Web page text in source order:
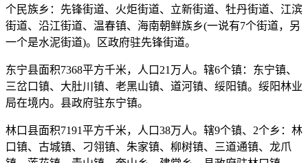
个民族乡：先锋街道、火炬街道、立新街道、牡丹街道、江滨
街道、沿江街道、温春镇、海南朝鲜族乡(一说有7个街道，另
一个是水泥街道)。区政府驻先锋街道。
东宁县面积7368平方千米，人口21万人。辖6个镇：东宁镇、
三岔口镇、大肚川镇、老黑山镇、道河镇、绥阳镇。绥阳林业
局在境内。县政府驻东宁镇。
林口县面积7191平方千米，人口38万人。辖9个镇、2个乡：林
口镇、古城镇、刁翎镇、朱家镇、柳树镇、三道通镇、龙爪